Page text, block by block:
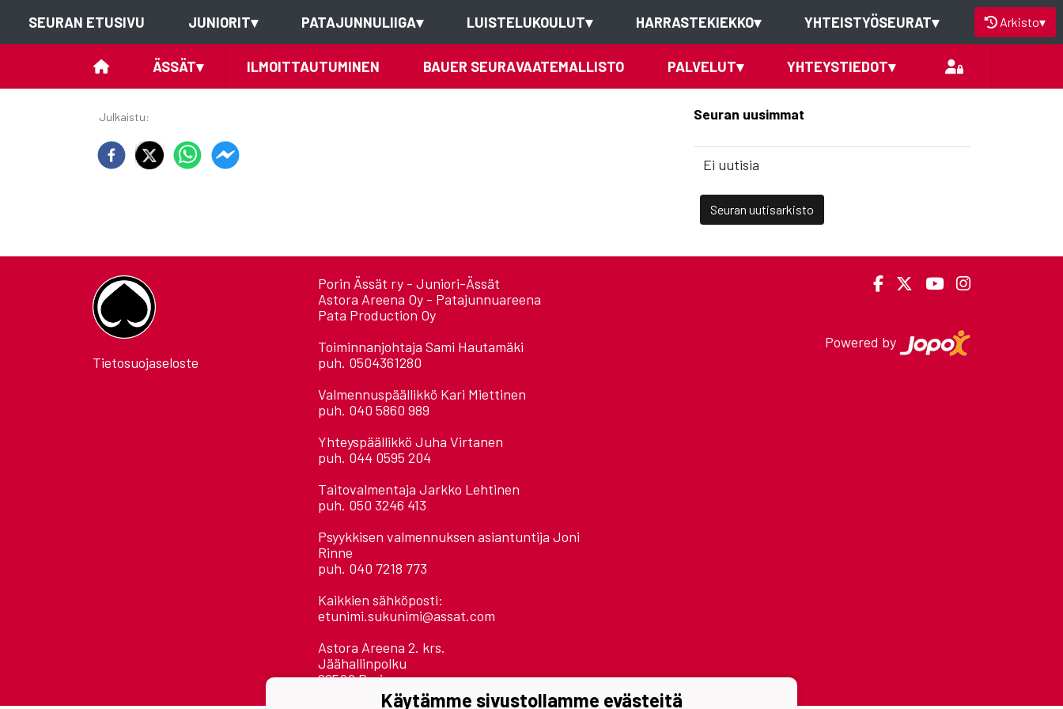
SEURAN ETUSIVU JUNIORIT▾ PATAJUNNULIIGA▾ LUISTELUKOULUT▾ HARRASTEKIEKKO▾ YHTEISTYÖSEURAT▾ Arkisto▾
ÄSSÄT▾ ILMOITTAUTUMINEN BAUER SEURAVAATEMALLISTO PALVELUT▾ YHTEYSTIEDOT▾
Julkaistu: Seuran uusimmat
Ei uutisia
Seuran uutisarkisto
Tietosuojaseloste
Porin Ässät ry - Juniori-Ässät
Astora Areena Oy - Patajunnuareena
Pata Production Oy
Toiminnanjohtaja Sami Hautamäki
puh. 0504361280
Valmennuspäällikkö Kari Miettinen
puh. 040 5860 989
Yhteyspäällikkö Juha Virtanen
puh. 044 0595 204
Taitovalmentaja Jarkko Lehtinen
puh. 050 3246 413
Psyykkisen valmennuksen asiantuntija Joni
Rinne
puh. 040 7218 773
Kaikkien sähköposti:
etunimi.sukunimi@assat.com
Astora Areena 2. krs.
Jäähallinpolku
28500 Pori
Powered by
Käytämme sivustollamme evästeitä